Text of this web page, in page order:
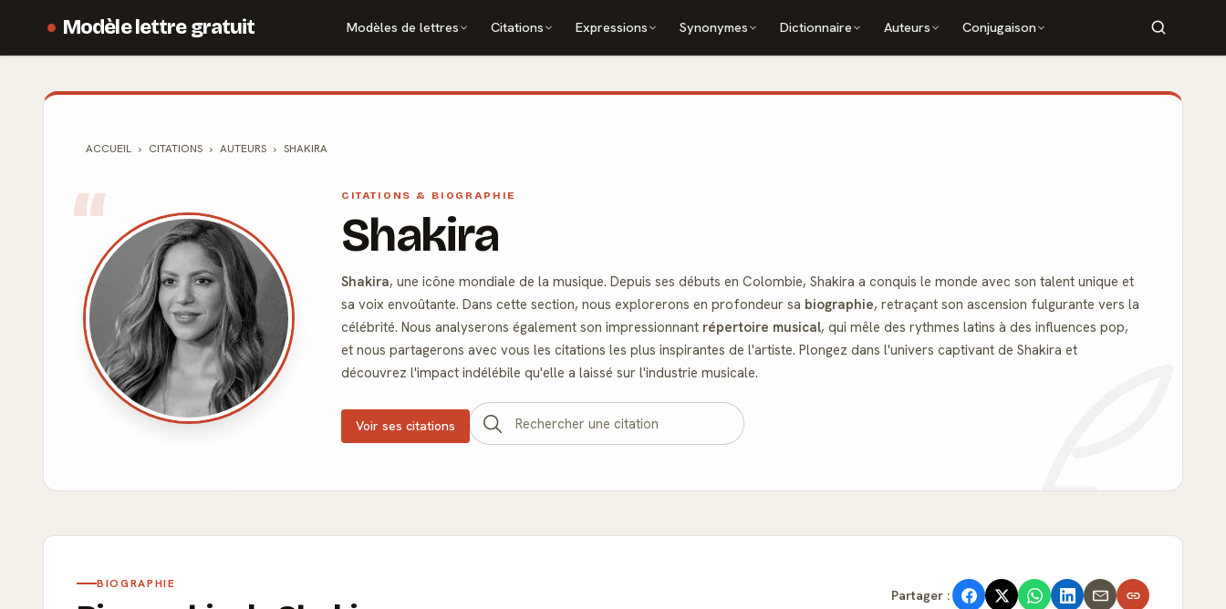
Modèle lettre gratuit Modèles de lettres Citations Expressions Synonymes Dictionnaire Auteurs Conjugaison
ACCUEIL CITATIONS AUTEURS SHAKIRA
CITATIONS & BIOGRAPHIE
Shakira
Shakira, une icône mondiale de la musique. Depuis ses débuts en Colombie, Shakira a conquis le monde avec son talent unique et
sa voix envoûtante. Dans cette section, nous explorerons en profondeur sa biographie, retraçant son ascension fulgurante vers la
célébrité. Nous analyserons également son impressionnant répertoire musical, qui mêle des rythmes latins à des influences pop,
et nous partagerons avec vous les citations les plus inspirantes de l'artiste. Plongez dans l'univers captivant de Shakira et
découvrez l'impact indélébile qu'elle a laissé sur l'industrie musicale.
Voir ses citations
BIOGRAPHIE
Partager :